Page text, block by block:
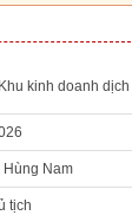
kinh doanh
Hùng Nam
tịch